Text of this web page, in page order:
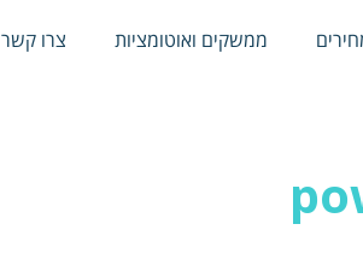
ממשקים ואוטומציות צרו קשר ממשקים ואוטומציות צרו קשר